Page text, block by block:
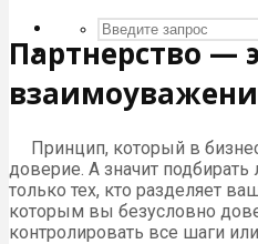
Партнерство —
Принцип, который в
доверие. А значит
только тех, кто разделяет
которым вы безусловно
контролировать все шаги